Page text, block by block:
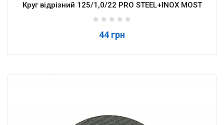
Круг відрізний 125/1,0/22 PRO STEEL+INOX MOST
44 грн